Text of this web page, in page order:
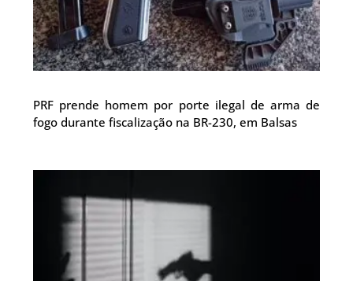
PRF prende homem por porte ilegal de arma de
fogo durante fiscalização na BR-230, em Balsas